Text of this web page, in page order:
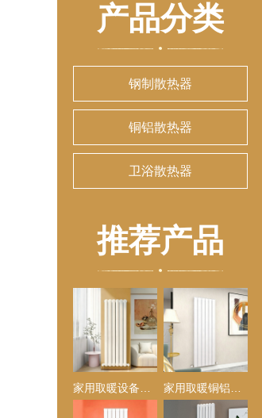
产品分类
钢制散热器
铜铝散热器
卫浴散热器
推荐产品